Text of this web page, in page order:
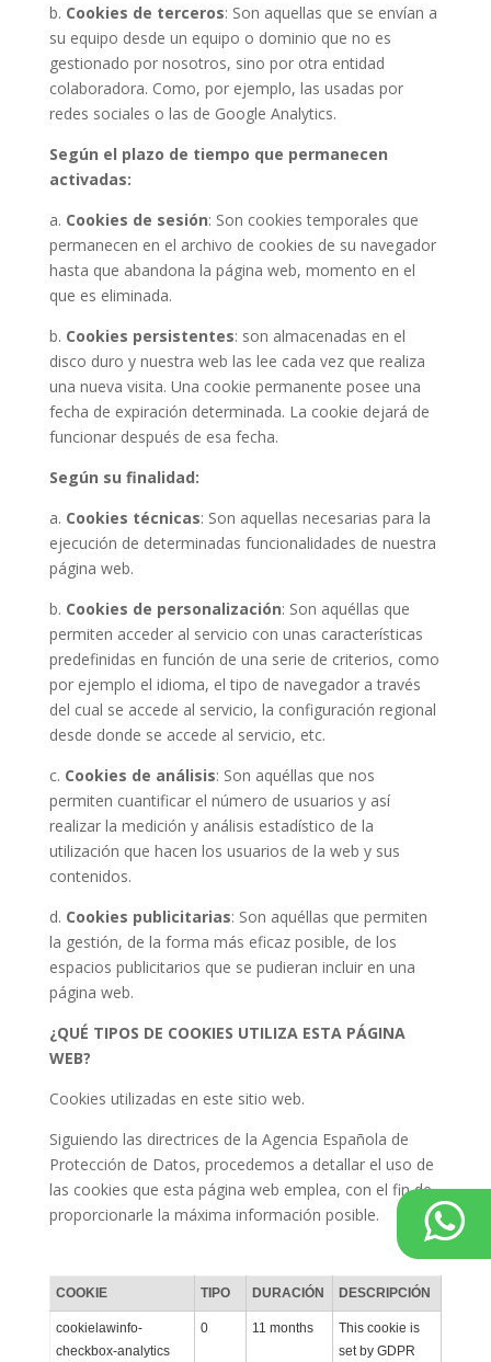
b. Cookies de terceros: Son aquellas que se envían a
su equipo desde un equipo o dominio que no es
gestionado por nosotros, sino por otra entidad
colaboradora. Como, por ejemplo, las usadas por
redes sociales o las de Google Analytics.
Según el plazo de tiempo que permanecen
activadas:
a. Cookies de sesión: Son cookies temporales que
permanecen en el archivo de cookies de su navegador
hasta que abandona la página web, momento en el
que es eliminada.
b. Cookies persistentes: son almacenadas en el
disco duro y nuestra web las lee cada vez que realiza
una nueva visita. Una cookie permanente posee una
fecha de expiración determinada. La cookie dejará de
funcionar después de esa fecha.
Según su finalidad:
a. Cookies técnicas: Son aquellas necesarias para la
ejecución de determinadas funcionalidades de nuestra
página web.
b. Cookies de personalización: Son aquéllas que
permiten acceder al servicio con unas características
predefinidas en función de una serie de criterios, como
por ejemplo el idioma, el tipo de navegador a través
del cual se accede al servicio, la configuración regional
desde donde se accede al servicio, etc.
c. Cookies de análisis: Son aquéllas que nos
permiten cuantificar el número de usuarios y así
realizar la medición y análisis estadístico de la
utilización que hacen los usuarios de la web y sus
contenidos.
d. Cookies publicitarias: Son aquéllas que permiten
la gestión, de la forma más eficaz posible, de los
espacios publicitarios que se pudieran incluir en una
página web.
¿QUÉ TIPOS DE COOKIES UTILIZA ESTA PÁGINA
WEB?
Cookies utilizadas en este sitio web.
Siguiendo las directrices de la Agencia Española de
Protección de Datos, procedemos a detallar el uso de
las cookies que esta página web emplea, con el fin de
proporcionarle la máxima información posible.
COOKIE TIPO DURACIÓN DESCRIPCIÓN
cookielawinfo-
checkbox-analytics
0 11 months
This cookie is
set by GDPR